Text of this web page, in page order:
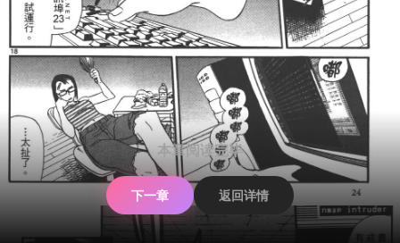
本章阅读完毕
下一章 返回详情